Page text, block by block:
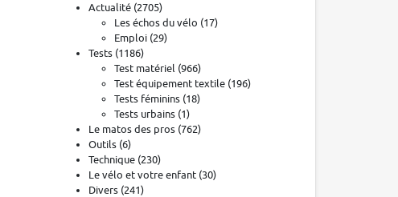
Actualité (2705)
Les échos du vélo (17)
Emploi (29)
Tests (1186)
Test matériel (966)
Test équipement textile (196)
Tests féminins (18)
Tests urbains (1)
Le matos des pros (762)
Outils (6)
Technique (230)
Le vélo et votre enfant (30)
Divers (241)